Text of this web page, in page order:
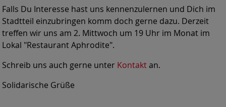
Falls Du Interesse hast uns kennenzulernen und Dich im
Stadtteil einzubringen komm doch gerne dazu. Derzeit
treffen wir uns am 2. Mittwoch um 19 Uhr im Monat im
Lokal "Restaurant Aphrodite".
Schreib uns auch gerne unter Kontaktan.
Solidarische Grüße